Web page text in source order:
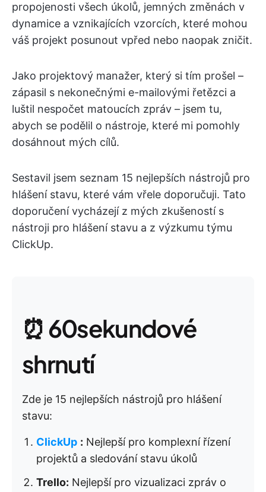
propojenosti všech úkolů, jemných změnách v
dynamice a vznikajících vzorcích, které mohou
váš projekt posunout vpřed nebo naopak zničit.
Jako projektový manažer, který si tím prošel –
zápasil s nekonečnými e-mailovými řetězci a
luštil nespočet matoucích zpráv – jsem tu,
abych se podělil o nástroje, které mi pomohly
dosáhnout mých cílů.
Sestavil jsem seznam 15 nejlepších nástrojů pro
hlášení stavu, které vám vřele doporučuji. Tato
doporučení vycházejí z mých zkušeností s
nástroji pro hlášení stavu a z výzkumu týmu
ClickUp.
⏰ 60sekundové
shrnutí
Zde je 15 nejlepších nástrojů pro hlášení
stavu:
ClickUp : Nejlepší pro komplexní řízení
projektů a sledování stavu úkolů
Trello: Nejlepší pro vizualizaci zpráv o